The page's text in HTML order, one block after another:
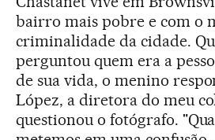
bairro mais pobre e com o
criminalidade da cidade.
perguntou quem era a
de sua vida, o menino
López, a diretora do meu
questionou o fotógrafo.